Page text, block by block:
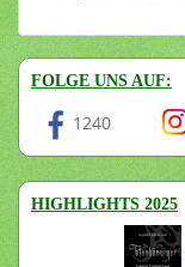
FOLGE UNS AUF:
1240
HIGHLIGHTS 2025